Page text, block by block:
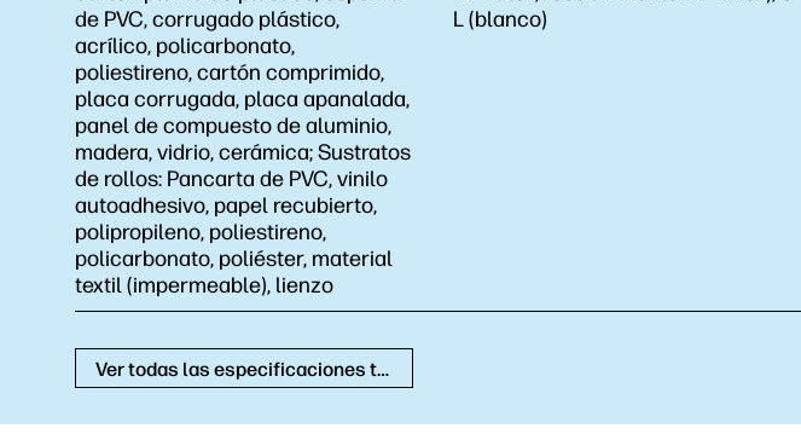
de PVC, corrugado plástico,
acrílico, policarbonato,
poliestireno, cartón comprimido,
placa corrugada, placa apanalada,
panel de compuesto de aluminio,
madera, vidrio, cerámica; Sustratos
de rollos: Pancarta de PVC, vinilo
autoadhesivo, papel recubierto,
polipropileno, poliestireno,
policarbonato, poliéster, material
textil (impermeable), lienzo
L (blanco)
Ver todas las especificaciones técnicas